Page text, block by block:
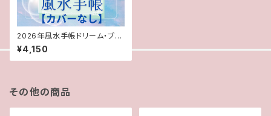
2026年風水手帳ドリーム・プラ
ンナー
¥4,150
その他の商品